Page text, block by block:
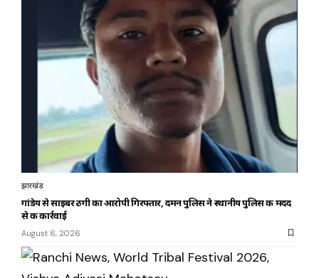
झारखंड
गांडेय से साइबर ठगी का आरोपी गिरफ्तार, दमन पुलिस ने स्थानीय पुलिस की मदद
से की कार्रवाई
August 6, 2026